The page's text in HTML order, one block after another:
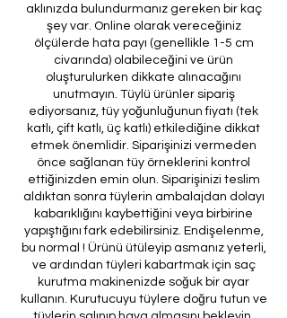
aklınızda bulundurmanız gereken bir kaç
şey var. Online olarak vereceğiniz
ölçülerde hata payı (genellikle 1-5 cm
civarında) olabileceğini ve ürün
oluşturulurken dikkate alınacağını
unutmayın. Tüylü ürünler sipariş
ediyorsanız, tüy yoğunluğunun fiyatı (tek
katlı, çift katlı, üç katlı) etkilediğine dikkat
etmek önemlidir. Siparişinizi vermeden
önce sağlanan tüy örneklerini kontrol
ettiğinizden emin olun. Siparişinizi teslim
aldıktan sonra tüylerin ambalajdan dolayı
kabarıklığını kaybettiğini veya birbirine
yapıştığını fark edebilirsiniz. Endişelenme,
bu normal ! Ürünü ütüleyip asmanız yeterli,
ve ardından tüyleri kabartmak için saç
kurutma makinenizde soğuk bir ayar
kullanın. Kurutucuyu tüylere doğru tutun ve